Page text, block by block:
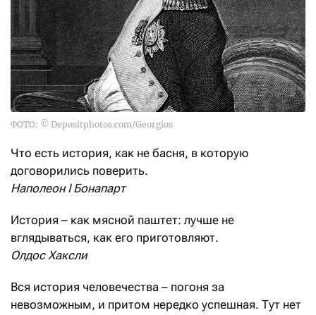
ФОТО: © Depositphotos.com/Georgios
Что есть история, как не басня, в которую
договорились поверить.
Наполеон I Бонапарт
История – как мясной паштет: лучше не
вглядываться, как его приготовляют.
Олдос Хаксли
Вся история человечества – погоня за
невозможным, и притом нередко успешная. Тут нет